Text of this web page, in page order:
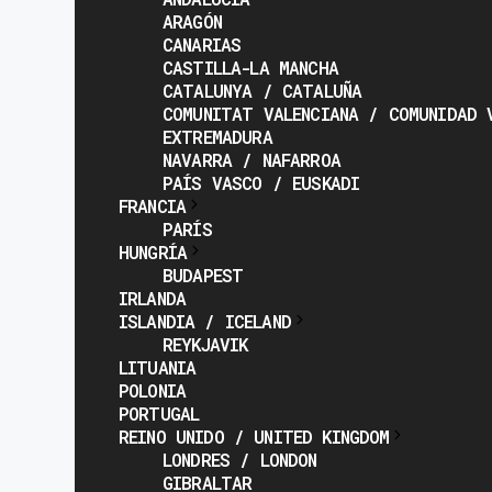
ARAGÓN
CANARIAS
CASTILLA-LA MANCHA
CATALUNYA / CATALUÑA
COMUNITAT VALENCIANA / COMUNIDAD
EXTREMADURA
NAVARRA / NAFARROA
PAÍS VASCO / EUSKADI
FRANCIA
PARÍS
HUNGRÍA
BUDAPEST
IRLANDA
ISLANDIA / ICELAND
REYKJAVIK
LITUANIA
POLONIA
PORTUGAL
REINO UNIDO / UNITED KINGDOM
LONDRES / LONDON
GIBRALTAR